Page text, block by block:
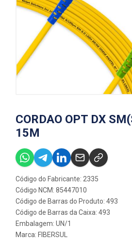
CORDAO OPT DX
15M
Código do Fabricante: 2335
Código NCM: 85447010
Código de Barras do Produto: 493
Código de Barras da Caixa: 493
Embalagem: UN/1
Marca: FIBERSUL